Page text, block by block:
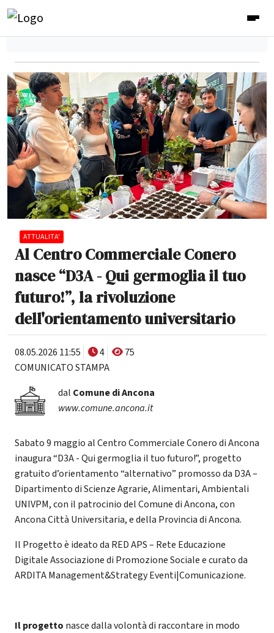
ATTUALITA'
Al Centro Commerciale Conero
nasce “D3A - Qui germoglia il tuo
futuro!”, la rivoluzione
dell'orientamento universitario
08.05.2026 11:55 4
75
COMUNICATO STAMPA
dal Comune di Ancona
www.comune.ancona.it
Sabato 9 maggio al Centro Commerciale Conero di Ancona
inaugura “D3A - Qui germoglia il tuo futuro!”, progetto
gratuito d’orientamento “alternativo” promosso da D3A –
Dipartimento di Scienze Agrarie, Alimentari, Ambientali
UNIVPM, con il patrocinio del Comune di Ancona, con
Ancona Città Universitaria, e della Provincia di Ancona.
Il Progetto è ideato da RED APS – Rete Educazione
Digitale Associazione di Promozione Sociale e curato da
ARDITA Management&Strategy Eventi|Comunicazione.
Il progetto nasce dalla volontà di raccontare in modo